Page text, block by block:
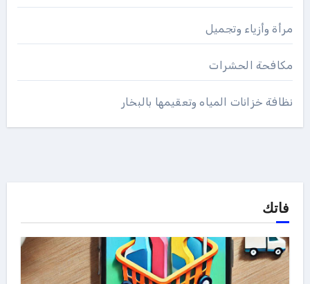
مرأة وأزياء وتجميل
مكافحة الحشرات
نظافة خزانات المياه وتعقيمها بالبخار
فاتك